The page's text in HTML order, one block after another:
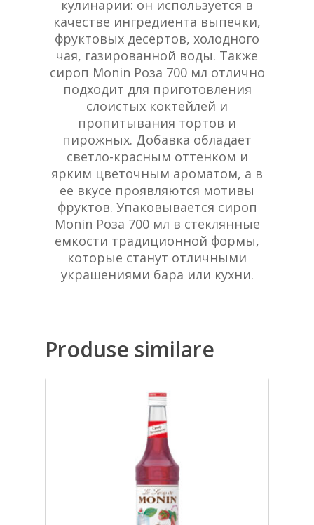
кулинарии: он используется в
качестве ингредиента выпечки,
фруктовых десертов, холодного
чая, газированной воды. Также
сироп Monin Роза 700 мл отлично
подходит для приготовления
слоистых коктейлей и
пропитывания тортов и
пирожных. Добавка обладает
светло-красным оттенком и
ярким цветочным ароматом, а в
ее вкусе проявляются мотивы
фруктов. Упаковывается сироп
Monin Роза 700 мл в стеклянные
емкости традиционной формы,
которые станут отличными
украшениями бара или кухни.
Produse similare